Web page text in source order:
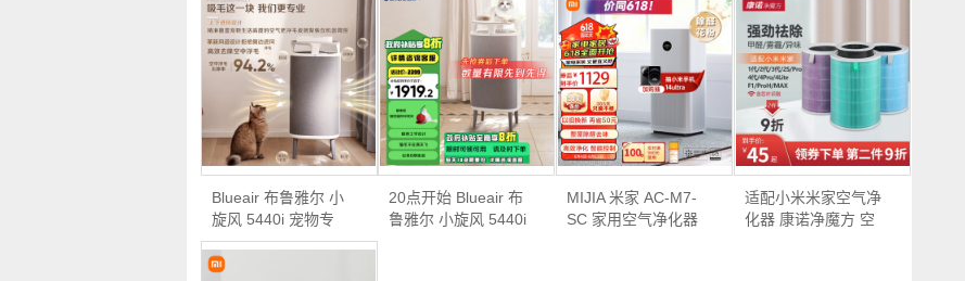
Blueair 布鲁雅尔 小
旋风 5440i 宠物专
用…
20点开始 Blueair 布
鲁雅尔 小旋风 5440i
MIJIA 米家 AC-M7-
SC 家用空气净化器
适配小米米家空气净
化器 康诺净魔方 空